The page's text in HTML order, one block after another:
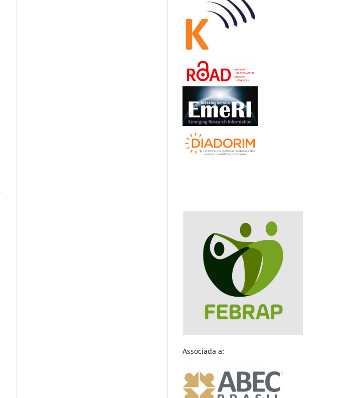
Associada a: